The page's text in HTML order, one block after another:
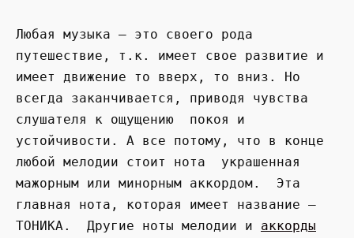
Любая музыка – это своего рода
путешествие, т.к. имеет свое развитие и
имеет движение то вверх, то вниз. Но
всегда заканчивается, приводя чувства
слушателя к ощущению покоя и
устойчивости. А все потому, что в конце
любой мелодии стоит нота украшенная
мажорным или минорным аккордом. Эта
главная нота, которая имеет название –
ТОНИКА. Другие ноты мелодии и аккорды